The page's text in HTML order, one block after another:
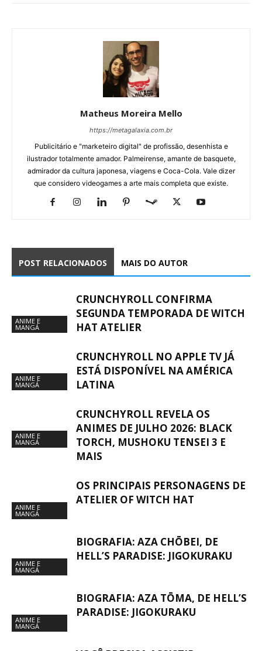
Matheus Moreira Mello
https://metagalaxia.com.br
Publicitário e "marketeiro digital" de profissão, desenhista e
ilustrador totalmente amador. Palmeirense, amante de basquete,
admirador da cultura japonesa, viagens e Coca-Cola. Vale dizer
que considero videogames a arte mais completa que existe.
POST RELACIONADOS MAIS DO AUTOR
ANIME E
MANGÁ
CRUNCHYROLL CONFIRMA
SEGUNDA TEMPORADA DE WITCH
HAT ATELIER
ANIME E
MANGÁ
CRUNCHYROLL NO APPLE TV JÁ
ESTÁ DISPONÍVEL NA AMÉRICA
LATINA
ANIME E
MANGÁ
CRUNCHYROLL REVELA OS
ANIMES DE JULHO 2026: BLACK
TORCH, MUSHOKU TENSEI 3 E
MAIS
ANIME E
MANGÁ
OS PRINCIPAIS PERSONAGENS DE
ATELIER OF WITCH HAT
ANIME E
MANGÁ
BIOGRAFIA: AZA CHŌBEI, DE
HELL’S PARADISE: JIGOKURAKU
ANIME E
MANGÁ
BIOGRAFIA: AZA TŌMA, DE HELL’S
PARADISE: JIGOKURAKU